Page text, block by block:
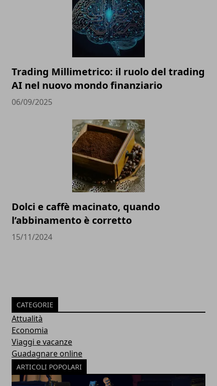
Trading Millimetrico: il ruolo del trading
AI nel nuovo mondo finanziario
06/09/2025
Dolci e caffè macinato, quando
l’abbinamento è corretto
15/11/2024
CATEGORIE
Attualità
Economia
Viaggi e vacanze
Guadagnare online
ARTICOLI POPOLARI